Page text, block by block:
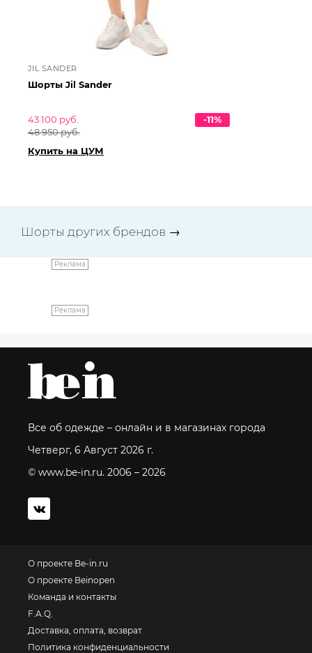
JIL SANDER
Шорты Jil Sander
43 100 руб.
48 950 руб.
-11%
Купить на ЦУМ
Шорты других брендов →
Реклама
Реклама
Все об одежде – онлайн и в магазинах города
Четверг, 6 Август 2026 г.
© www.be-in.ru. 2006 – 2026
О проекте Be-in.ru
О проекте Beinopen
Команда и контакты
F.A.Q.
Доставка, оплата, возврат
Политика конфиденциальности